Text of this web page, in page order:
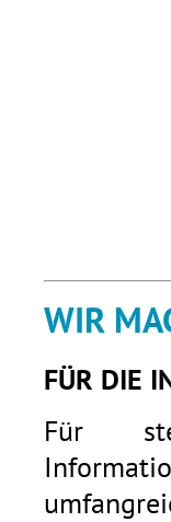
WIR
FÜR DIE
Für